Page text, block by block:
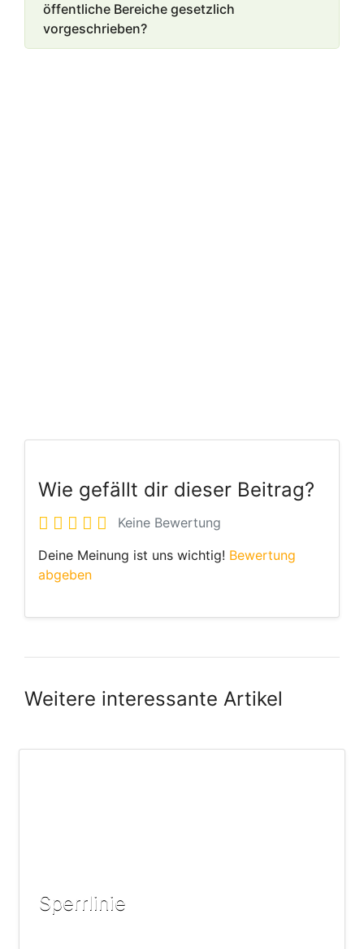
öffentliche Bereiche gesetzlich
vorgeschrieben?
Wie gefällt dir dieser Beitrag?
Keine Bewertung
Deine Meinung ist uns wichtig! Bewertung
abgeben
Weitere interessante Artikel
Sperrlinie